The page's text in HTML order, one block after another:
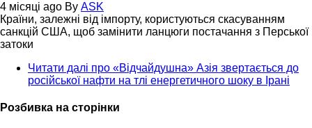
4 місяці ago By ASK
Країни, залежні від імпорту, користуються скасуванням
санкцій США, щоб замінити ланцюги постачання з Перської
затоки
Читати далі про «Відчайдушна» Азія звертається до
російської нафти на тлі енергетичного шоку в Ірані
Розбивка на сторінки